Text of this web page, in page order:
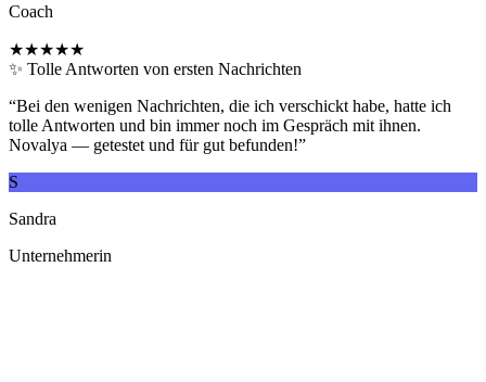
Coach
★★★★★
✨ Tolle Antworten von ersten Nachrichten
“Bei den wenigen Nachrichten, die ich verschickt habe, hatte ich
tolle Antworten und bin immer noch im Gespräch mit ihnen.
Novalya — getestet und für gut befunden!”
S
Sandra
Unternehmerin